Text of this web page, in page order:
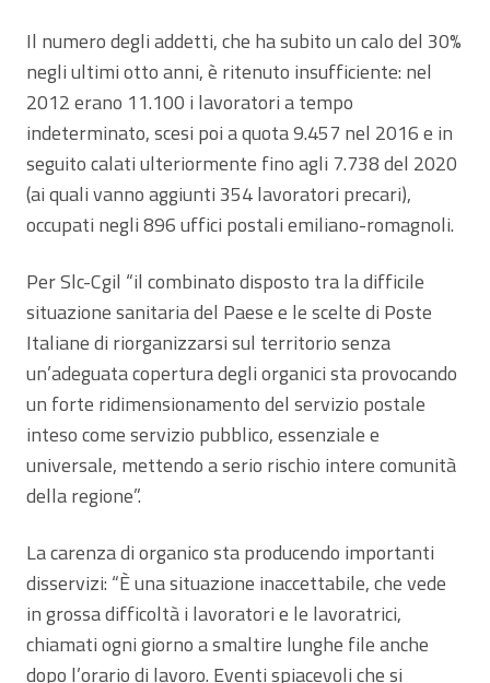
Il numero degli addetti, che ha subito un calo del 30%
negli ultimi otto anni, è ritenuto insufficiente: nel
2012 erano 11.100 i lavoratori a tempo
indeterminato, scesi poi a quota 9.457 nel 2016 e in
seguito calati ulteriormente fino agli 7.738 del 2020
(ai quali vanno aggiunti 354 lavoratori precari),
occupati negli 896 uffici postali emiliano-romagnoli.
Per Slc-Cgil “il combinato disposto tra la difficile
situazione sanitaria del Paese e le scelte di Poste
Italiane di riorganizzarsi sul territorio senza
un’adeguata copertura degli organici sta provocando
un forte ridimensionamento del servizio postale
inteso come servizio pubblico, essenziale e
universale, mettendo a serio rischio intere comunità
della regione”.
La carenza di organico sta producendo importanti
disservizi: “È una situazione inaccettabile, che vede
in grossa difficoltà i lavoratori e le lavoratrici,
chiamati ogni giorno a smaltire lunghe file anche
dopo l’orario di lavoro. Eventi spiacevoli che si